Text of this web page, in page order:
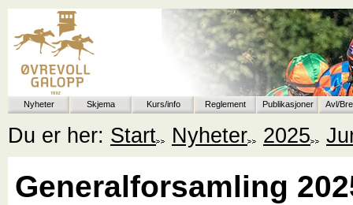
Nyheter Skjema Kurs/info Reglement Publikasjoner Avl/
Du er her: Start Nyheter 2025
Generalforsamling